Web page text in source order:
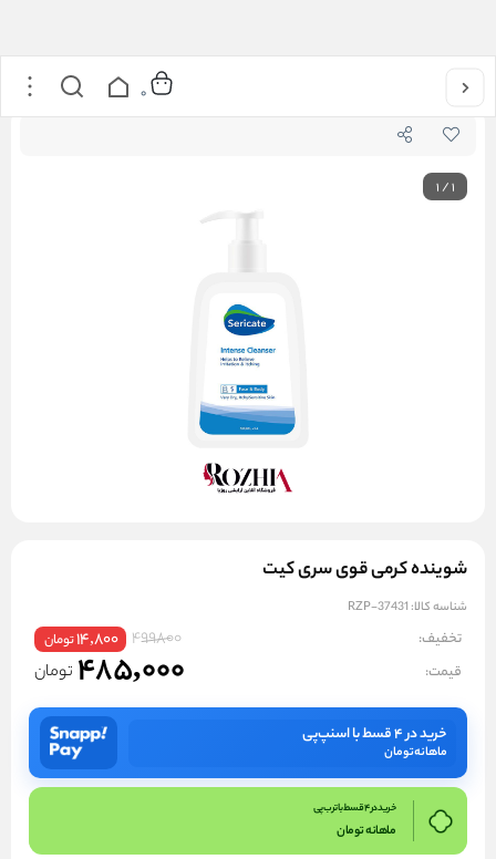
خانه 0
1/1
شوینده کرمی قوی سری کیت
شناسه کالا: RZP-37431
تخفیف: 499800
14,800تومان
قیمت: 485,000 تومان
خرید در ۴ قسط با اسنپ‌پی
ماهانهتومان
خرید در 4 قسط با ترب پی
ماهانهتومان